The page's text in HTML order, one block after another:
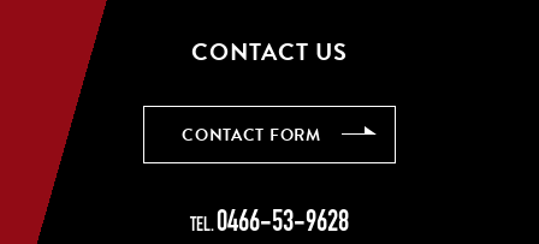
CONTACT US
CONTACT FORM
TEL.0466-53-9628